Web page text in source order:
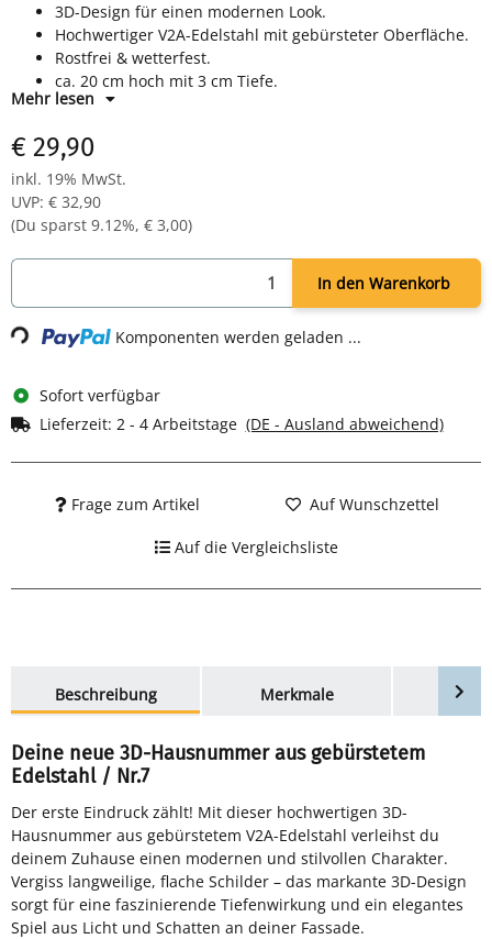
3D-Design für einen modernen Look.
Hochwertiger V2A-Edelstahl mit gebürsteter Oberfläche.
Rostfrei & wetterfest.
ca. 20 cm hoch mit 3 cm Tiefe.
Mehr lesen
€ 29,90
inkl. 19% MwSt.
UVP: € 32,90
(Du sparst 9.12%, € 3,00)
In den Warenkorb
Loading... Komponenten werden geladen ...
Sofort verfügbar
Lieferzeit: 2 - 4 Arbeitstage (DE - Ausland abweichend)
Frage zum Artikel Auf Wunschzettel
Auf die Vergleichsliste
Beschreibung
Merkmale
Deine neue 3D-Hausnummer aus gebürstetem
Edelstahl / Nr.7
Der erste Eindruck zählt! Mit dieser hochwertigen 3D-
Hausnummer aus gebürstetem V2A-Edelstahl verleihst du
deinem Zuhause einen modernen und stilvollen Charakter.
Vergiss langweilige, flache Schilder – das markante 3D-Design
sorgt für eine faszinierende Tiefenwirkung und ein elegantes
Spiel aus Licht und Schatten an deiner Fassade.